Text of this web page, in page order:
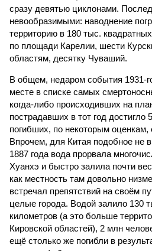
сразу девятью циклонами.
невообразимыми: наводнение
территорию в 180 тыс.
по площади Карелии, шести
областям, десятку Чуваший.
В общем, недаром события 1931-
месте в списке самых
когда-либо происходивших на
пострадавших в тот год достигло
погибших, по некоторым оценкам,
Впрочем, для Китая подобное не
1887 года вода прорвала
Хуанхэ и быстро залила почти
как местность там довольно
встречал препятствий на своём
целые города. Водой залило 130
километров (а это больше
Кировской областей), 2 млн
ещё столько же погибли в